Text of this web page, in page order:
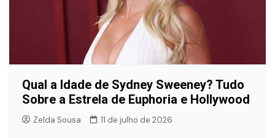
Qual a Idade de Sydney Sweeney? Tudo
Sobre a Estrela de Euphoria e Hollywood
Zelda Sousa 11 de julho de 2026